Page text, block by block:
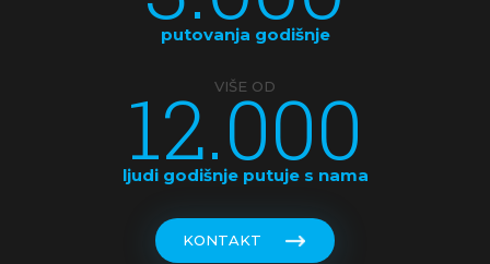
putovanja godišnje
VIŠE OD
12.000
ljudi godišnje putuje s nama
KONTAKT